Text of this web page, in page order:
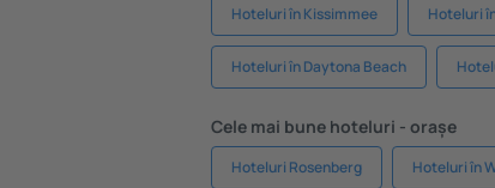
Hoteluri în Kissimmee Hoteluri
Hoteluri în Daytona Beach
Cele mai bune hoteluri - orașe
Hoteluri Rosenberg Hoteluri în